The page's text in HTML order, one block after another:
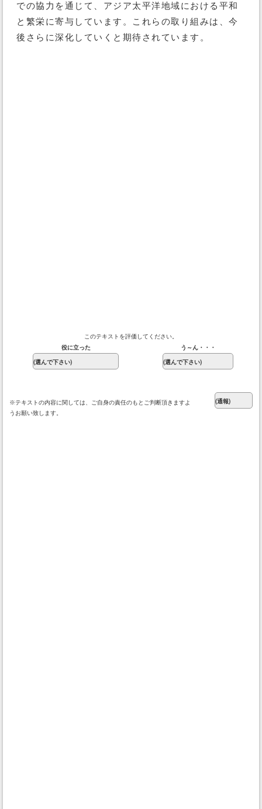
での協力を通じて、アジア太平洋地域における平和
と繁栄に寄与しています。これらの取り組みは、今
後さらに深化していくと期待されています。
このテキストを評価してください。
役に立った
う～ん・・・
※テキストの内容に関しては、ご自身の責任のもとご判断頂きますよ
うお願い致します。